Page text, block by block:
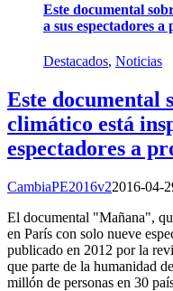
Este documental
a sus espectadores
Destacados, Noticias
Este documental
climático está
espectadores a
CambiaPE2016v22016-04-
El documental "Mañana",
en París con solo nueve
publicado en 2012 por la
que parte de la humanidad
millón de personas en 30